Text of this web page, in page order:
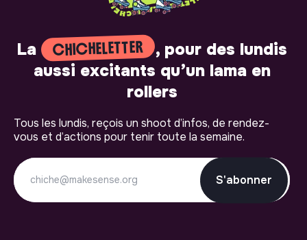
La CHICHELETTER
, pour des lundis
aussi excitants qu’un lama en
rollers
Tous les lundis, reçois un shoot d’infos, de rendez-
vous et d’actions pour tenir toute la semaine.
S'abonner